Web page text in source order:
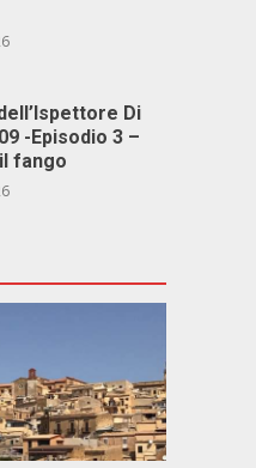
Di
-Episodio 3 –
fango